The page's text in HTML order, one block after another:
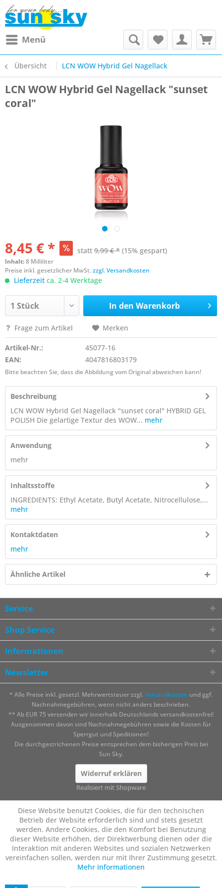
Menü
Übersicht LCN WOW Hybrid Gel Nagellack
LCN WOW Hybrid Gel Nagellack "sunset
coral"
8,45 € * statt 9,99 € * (15% gespart)
Inhalt:8 Milliliter
Preise inkl. gesetzlicher MwSt.zzgl. Versandkosten
Lieferzeit ca. 2-4 Werktage
In den Warenkorb
Frage zum Artikel Merken
Artikel-Nr.:
45077-16
EAN:
4047816803179
Bitte beachten Sie, dass die Abbildung vom Original abweichen kann!
Beschreibung
LCN WOW Hybrid Gel Nagellack "sunset coral" HYBRID GEL
POLISH Die gelartige Textur des WOW... mehr
Anwendung
mehr
Inhaltsstoffe
INGREDIENTS: Ethyl Acetate, Butyl Acetate, Nitrocellulose,...
mehr
Kontaktdaten
mehr
Ähnliche Artikel
Service
Shop Service
Informationen
Newsletter
* Alle Preise inkl. gesetzl. Mehrwertsteuer zzgl. Versandkosten und ggf.
Nachnahmegebühren, wenn nicht anders beschrieben.
** Ab EUR 75 versenden wir innerhalb Deutschlands versandkostenfrei!
Ausgenommen davon sind Nachnahmegebühren sowie die Kosten für
Sperrgut und Speditionen!
Die durchgestrichenen Preise entsprechen dem bisherigen Preis bei
Sun Sky.
Widerruf erklären
Realisiert mit Shopware
Diese Website benutzt Cookies, die für den technischen
Betrieb der Website erforderlich sind und stets gesetzt
werden. Andere Cookies, die den Komfort bei Benutzung
dieser Website erhöhen, der Direktwerbung dienen oder die
Interaktion mit anderen Websites und sozialen Netzwerken
vereinfachen sollen, werden nur mit Ihrer Zustimmung gesetzt.
Mehr Informationen